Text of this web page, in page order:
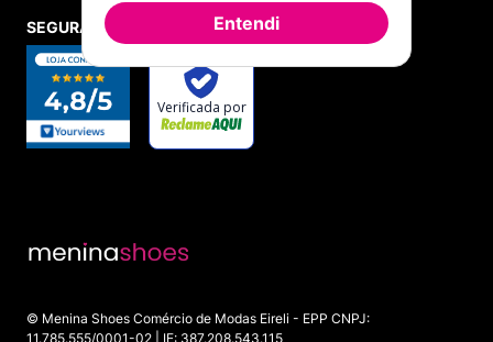
SEGURANÇA E CREDIBILIDADE
© Menina Shoes Comércio de Modas Eireli - EPP CNPJ:
11.785.555/0001-02 | IE: 387.208.543.115
Entendi